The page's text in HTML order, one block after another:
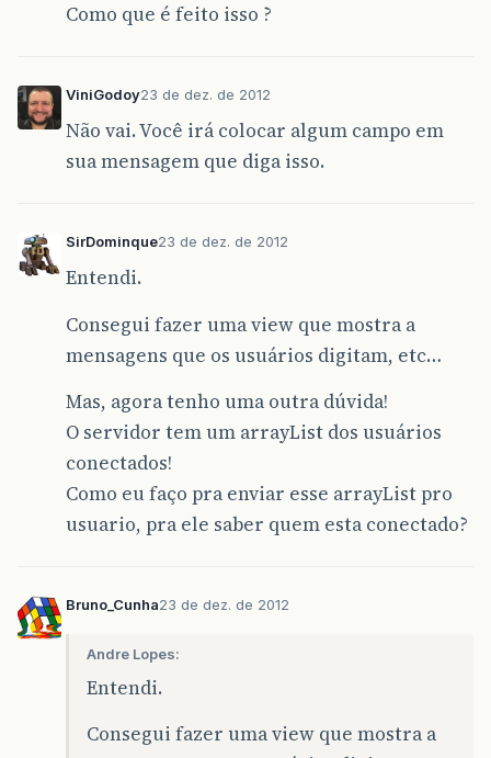
Como que é feito isso ?
ViniGodoy23 de dez. de 2012
Não vai. Você irá colocar algum campo em
sua mensagem que diga isso.
SirDominque23 de dez. de 2012
Entendi.
Consegui fazer uma view que mostra a
mensagens que os usuários digitam, etc…
Mas, agora tenho uma outra dúvida!
O servidor tem um arrayList dos usuários
conectados!
Como eu faço pra enviar esse arrayList pro
usuario, pra ele saber quem esta conectado?
Bruno_Cunha23 de dez. de 2012
Andre Lopes:
Entendi.
Consegui fazer uma view que mostra a